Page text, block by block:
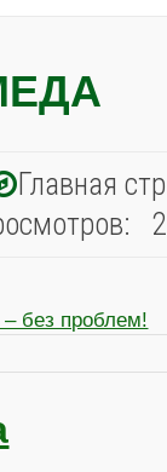
Главная
без проблем!